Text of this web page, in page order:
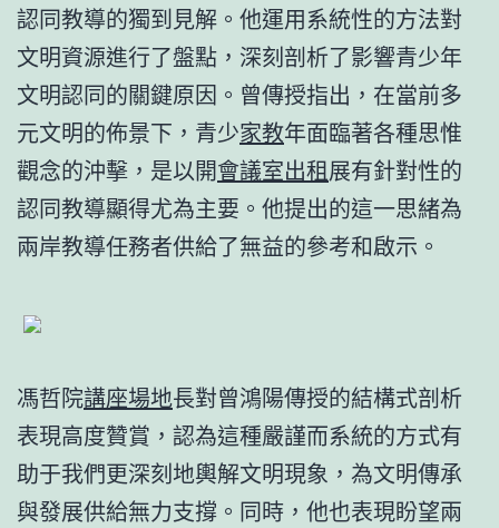
認同教導的獨到見解。他運用系統性的方法對
文明資源進行了盤點，深刻剖析了影響青少年
文明認同的關鍵原因。曾傳授指出，在當前多
元文明的佈景下，青少家教年面臨著各種思惟
觀念的沖擊，是以開會議室出租展有針對性的
認同教導顯得尤為主要。他提出的這一思緒為
兩岸教導任務者供給了無益的參考和啟示。
馮哲院講座場地長對曾鴻陽傳授的結構式剖析
表現高度贊賞，認為這種嚴謹而系統的方式有
助于我們更深刻地輿解文明現象，為文明傳承
與發展供給無力支撐。同時，他也表現盼望兩